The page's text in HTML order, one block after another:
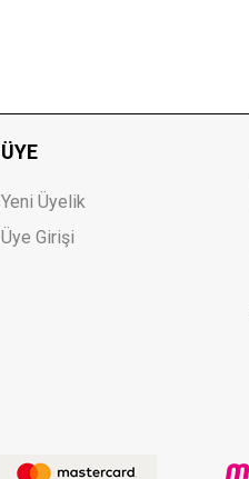
ÜYE
Yeni Üyelik
Üye Girişi